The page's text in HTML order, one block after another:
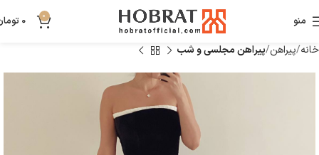
منو 0
0
خانه پیراهن پیراهن مجلسی و شب